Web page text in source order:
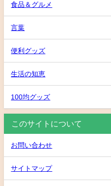
食品＆グルメ
言葉
便利グッズ
生活の知恵
100均グッズ
このサイトについて
お問い合わせ
サイトマップ